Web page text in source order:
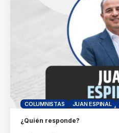
COLUMNISTAS JUAN ESPINAL
¿Quién responde?